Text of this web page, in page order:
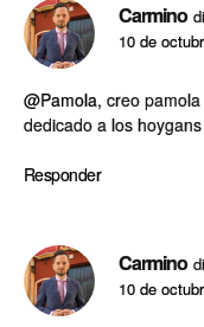
Carmino
10 de
@Pamola, creo
dedicado a los
Responder
Carmino
10 de